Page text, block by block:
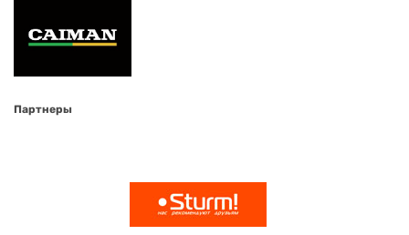
Партнеры